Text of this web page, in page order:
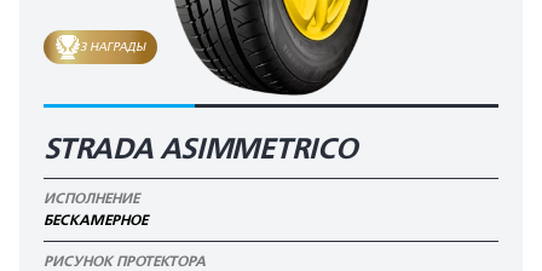
3 НАГРАДЫ
STRADA ASIMMETRICO
ИСПОЛНЕНИЕ
БЕСКАМЕРНОЕ
РИСУНОК ПРОТЕКТОРА